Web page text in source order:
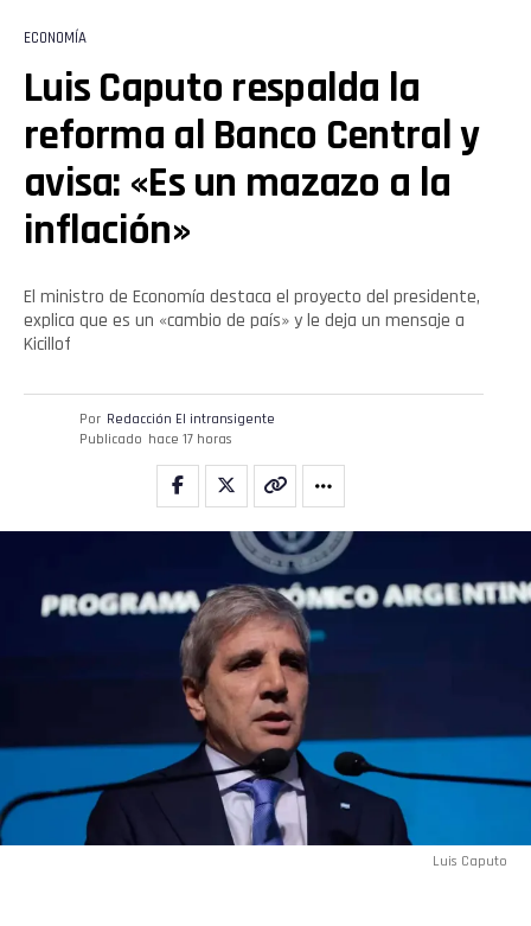
ECONOMÍA
Luis Caputo respalda la
reforma al Banco Central y
avisa: «Es un mazazo a la
inflación»
El ministro de Economía destaca el proyecto del presidente,
explica que es un «cambio de país» y le deja un mensaje a
Kicillof
Por Redacción El intransigente
Publicado hace 17 horas
Luis Caputo